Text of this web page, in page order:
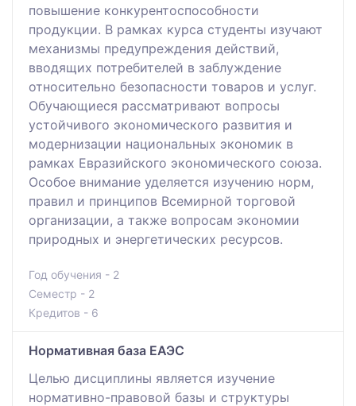
повышение конкурентоспособности
продукции. В рамках курса студенты изучают
механизмы предупреждения действий,
вводящих потребителей в заблуждение
относительно безопасности товаров и услуг.
Обучающиеся рассматривают вопросы
устойчивого экономического развития и
модернизации национальных экономик в
рамках Евразийского экономического союза.
Особое внимание уделяется изучению норм,
правил и принципов Всемирной торговой
организации, а также вопросам экономии
природных и энергетических ресурсов.
Год обучения - 2
Семестр - 2
Кредитов - 6
Нормативная база ЕАЭС
Целью дисциплины является изучение
нормативно-правовой базы и структуры